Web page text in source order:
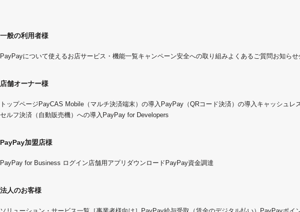
一般の利用者様
PayPayについて使えるお店サービス・機能一覧キャンペーン安全への取り組みよくあるご質問お知らせ
店舗オーナー様
トップページ PayCAS Mobile（マルチ決済端末）の導入 PayPay（QRコード決済）の導入 キャッシュレ
セルフ決済（自動販売機）への導入 PayPay for Developers
PayPay加盟店様
PayPay for Business ログイン 店舗用アプリダウンロード PayPay資金調達
法人のお客様